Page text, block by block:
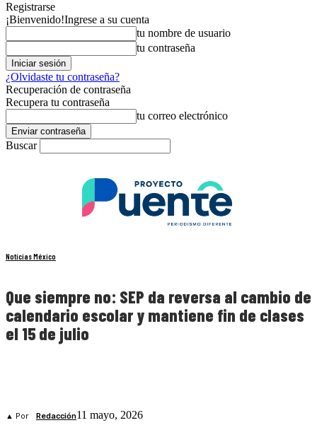
Registrarse
¡Bienvenido!Ingrese a su cuenta
tu nombre de usuario
tu contraseña
¿Olvidaste tu contraseña?
Recuperación de contraseña
Recupera tu contraseña
tu correo electrónico
Buscar
Noticias México
Que siempre no: SEP da reversa al cambio de
calendario escolar y mantiene fin de clases
el 15 de julio
▲ Por Redacción11 mayo, 2026